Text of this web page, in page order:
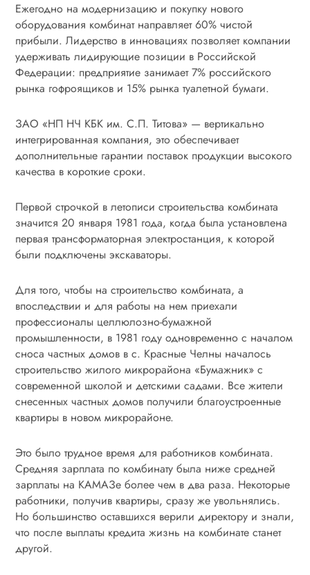
Ежегодно на модернизацию и покупку нового
оборудования комбинат направляет 60% чистой
прибыли. Лидерство в инновациях позволяет компании
удерживать лидирующие позиции в Российской
Федерации: предприятие занимает 7% российского
рынка гофроящиков и 15% рынка туалетной бумаги.
ЗАО «НП НЧ КБК им. С.П. Титова» — вертикально
интегрированная компания, это обеспечивает
дополнительные гарантии поставок продукции высокого
качества в короткие сроки.
Первой строчкой в летописи строительства комбината
значится 20 января 1981 года, когда была установлена
первая трансформаторная электростанция, к которой
были подключены экскаваторы.
Для того, чтобы на строительство комбината, а
впоследствии и для работы на нем приехали
профессионалы целлюлозно-бумажной
промышленности, в 1981 году одновременно с началом
сноса частных домов в с. Красные Челны началось
строительство жилого микрорайона «Бумажник» с
современной школой и детскими садами. Все жители
снесенных частных домов получили благоустроенные
квартиры в новом микрорайоне.
Это было трудное время для работников комбината.
Средняя зарплата по комбинату была ниже средней
зарплаты на КАМАЗе более чем в два раза. Некоторые
работники, получив квартиры, сразу же увольнялись.
Но большинство оставшихся верили директору и знали,
что после выплаты кредита жизнь на комбинате станет
другой.